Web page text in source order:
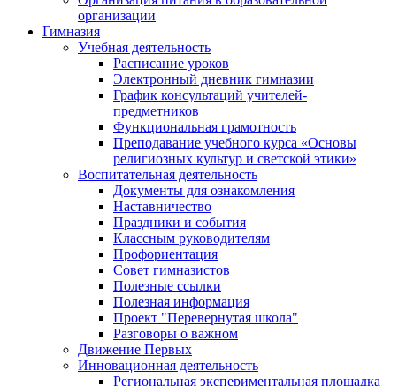
организации
Гимназия
Учебная деятельность
Расписание уроков
Электронный дневник гимназии
График консультаций учителей-
предметников
Функциональная грамотность
Преподавание учебного курса «Основы
религиозных культур и светской этики»
Воспитательная деятельность
Документы для ознакомления
Наставничество
Праздники и события
Классным руководителям
Профориентация
Совет гимназистов
Полезные ссылки
Полезная информация
Проект "Перевернутая школа"
Разговоры о важном
Движение Первых
Инновационная деятельность
Региональная экспериментальная площадка